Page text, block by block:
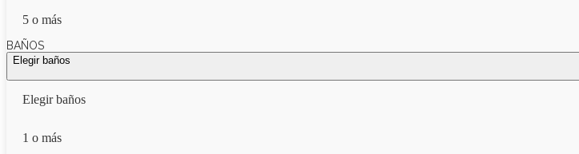
5 o más
BAÑOS
Elegir baños
Elegir baños
1 o más